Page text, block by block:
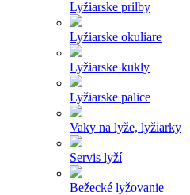
Lyžiarske prilby
Lyžiarske okuliare
Lyžiarske kukly
Lyžiarske palice
Vaky na lyže, lyžiarky
Servis lyží
Bežecké lyžovanie